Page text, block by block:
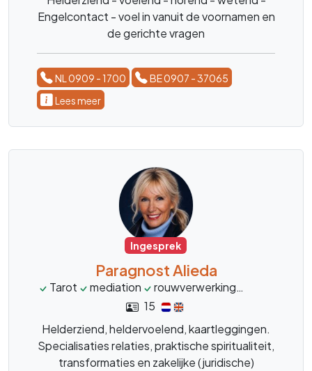
Engelcontact - voel in vanuit de voornamen en
de gerichte vragen
NL 0909 - 1700
BE 0907 - 37065
Lees meer
Ingesprek
Paragnost Alieda
Tarot mediation rouwverwerking
15
Helderziend, heldervoelend, kaartleggingen.
Specialisaties relaties, praktische spiritualiteit,
transformaties en zakelijke (juridische)